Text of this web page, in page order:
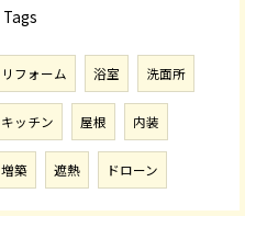
Tags
リフォーム 浴室 洗面所
キッチン 屋根 内装
増築 遮熱 ドローン